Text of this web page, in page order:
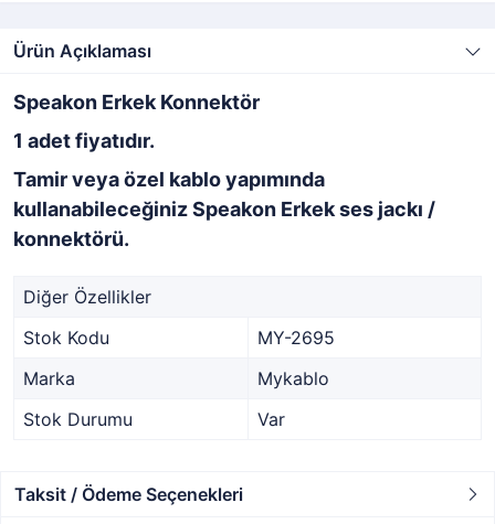
Ürün Açıklaması
Speakon Erkek Konnektör
1 adet fiyatıdır.
Tamir veya özel kablo yapımında
kullanabileceğiniz Speakon Erkek ses jackı /
konnektörü.
Diğer Özellikler
Stok Kodu
MY-2695
Marka
Mykablo
Stok Durumu
Var
Taksit / Ödeme Seçenekleri